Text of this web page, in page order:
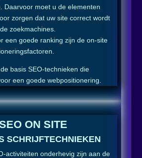
Daarvoor moet u de elementen
zorgen dat uw site correct wordt
zoekmachines.
een goede ranking zijn de on-site
basis SEO-technieken die
een goede webpositionering.
ON SITE
SCHRIJFTECHNIEKEN
activiteiten onderhevig zijn aan de